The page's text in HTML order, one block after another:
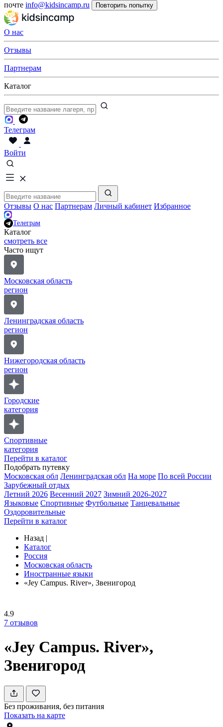
почте info@kidsincamp.ru Повторить попытку
О нас
Отзывы
Партнерам
Каталог
Телеграм
Войти
Отзывы О нас Партнерам Личный кабинет Избранное
Телеграм
Каталог
смотреть все
Часто ищут
Московская область
регион
Ленинградская область
регион
Нижегородская область
регион
Городские
категория
Спортивные
категория
Перейти в каталог
Подобрать путевку
Московская обл Ленинградская обл На море По всей России
Зарубежный отдых
Летний 2026 Весенний 2027 Зимний 2026-2027
Языковые Спортивные Футбольные Танцевальные
Оздоровительные
Перейти в каталог
Назад |
Каталог
Россия
Московская область
Иностранные языки
«Jey Campus. River», Звенигород
4.9
7 отзывов
«Jey Campus. River»,
Звенигород
Без проживания, без питания
Показать на карте